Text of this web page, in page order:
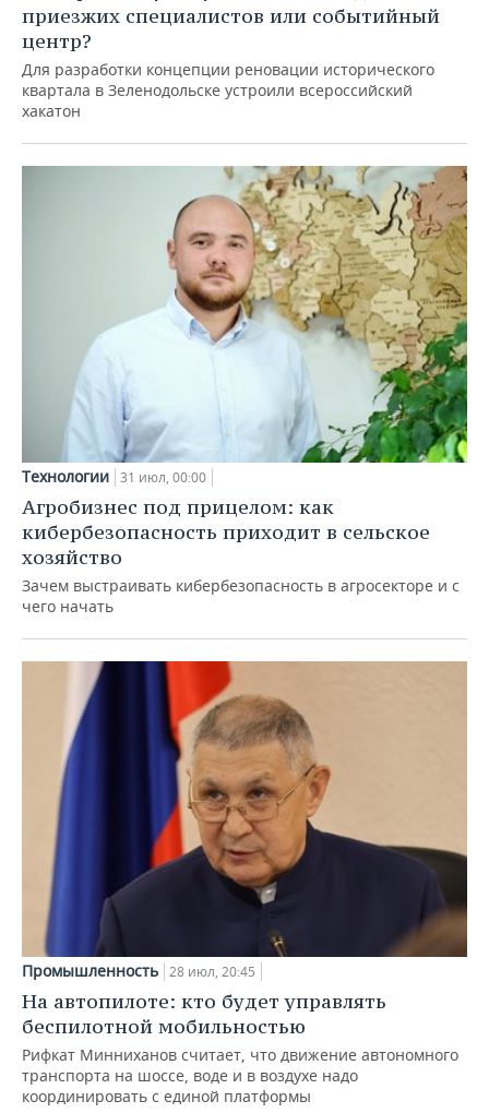
приезжих специалистов или событийный
центр?
Для разработки концепции реновации исторического
квартала в Зеленодольске устроили всероссийский
хакатон
Технологии 31 июл, 00:00
Агробизнес под прицелом: как
кибербезопасность приходит в сельское
хозяйство
Зачем выстраивать кибербезопасность в агросекторе и с
чего начать
Промышленность 28 июл, 20:45
На автопилоте: кто будет управлять
беспилотной мобильностью
Рифкат Минниханов считает, что движение автономного
транспорта на шоссе, воде и в воздухе надо
координировать с единой платформы